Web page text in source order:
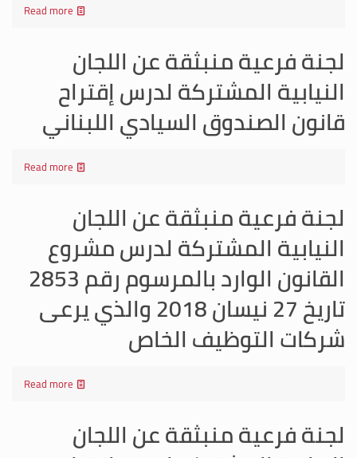
Read more
لجنة فرعية منبثقة عن اللجان
النيابية المشتركة لدرس إقتراح
قانون الصندوق السيادي اللبناني
Read more
لجنة فرعية منبثقة عن اللجان
النيابية المشتركة لدرس مشروع
القانون الوارد بالمرسوم رقم 2853
تاريخ 27 نيسان 2018 والذي يرعى
شركات التوظيف الخاص
Read more
لجنة فرعية منبثقة عن اللجان